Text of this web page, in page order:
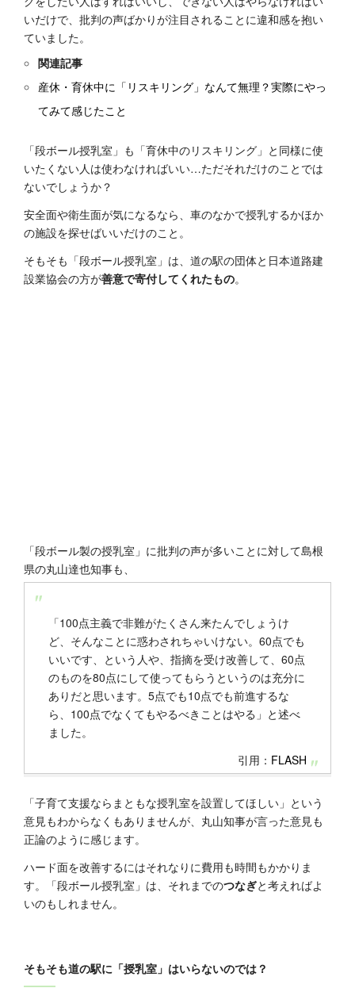
いだけで、批判の声ばかりが注目されることに違和感を抱い
ていました。
関連記事
産休・育休中に「リスキリング」なんて無理？実際にやっ
てみて感じたこと
「段ボール授乳室」も「育休中のリスキリング」と同様に使
いたくない人は使わなければいい…ただそれだけのことでは
ないでしょうか？
安全面や衛生面が気になるなら、車のなかで授乳するかほか
の施設を探せばいいだけのこと。
そもそも「段ボール授乳室」は、道の駅の団体と日本道路建
設業協会の方が善意で寄付してくれたもの。
「段ボール製の授乳室」に批判の声が多いことに対して島根
県の丸山達也知事も、
「100点主義で非難がたくさん来たんでしょうけ
ど、そんなことに惑わされちゃいけない。60点でも
いいです、という人や、指摘を受け改善して、60点
のものを80点にして使ってもらうというのは充分に
ありだと思います。5点でも10点でも前進するな
ら、100点でなくてもやるべきことはやる」と述べ
ました。
引用： FLASH
「子育て支援ならまともな授乳室を設置してほしい」という
意見もわからなくもありませんが、丸山知事が言った意見も
正論のように感じます。
ハード面を改善するにはそれなりに費用も時間もかかりま
す。「段ボール授乳室」は、それまでのつなぎと考えればよ
いのもしれません。
そもそも道の駅に「授乳室」はいらないのでは？